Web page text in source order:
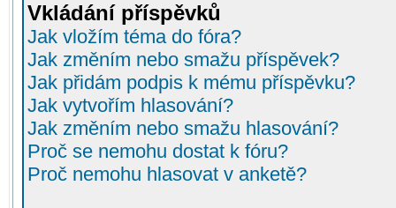
Vkládání příspěvků
Jak vložím téma do fóra?
Jak změním nebo smažu příspěvek?
Jak přidám podpis k mému příspěvku?
Jak vytvořím hlasování?
Jak změním nebo smažu hlasování?
Proč se nemohu dostat k fóru?
Proč nemohu hlasovat v anketě?